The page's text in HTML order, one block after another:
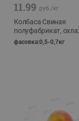
11.99 руб./кг
Колбаса Свиная
полуфабрикат,
фасовка:0,5-0,7кг